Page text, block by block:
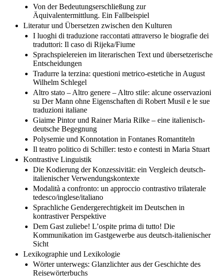
Von der Bedeutungserschließung zur
Äquivalentermittlung. Ein Fallbeispiel
Literatur und Übersetzen zwischen den Kulturen
I luoghi di traduzione raccontati attraverso le biografie dei
traduttori: Il caso di Rijeka/Fiume
Sprachspielereien im literarischen Text und übersetzerische
Entscheidungen
Tradurre la terzina: questioni metrico-estetiche in August
Wilhelm Schlegel
Altro stato – Altro genere – Altro stile: alcune osservazioni
su Der Mann ohne Eigenschaften di Robert Musil e le sue
traduzioni italiane
Giaime Pintor und Rainer Maria Rilke – eine italienisch-
deutsche Begegnung
Polysemie und Konnotation in Fontanes Romantiteln
Il teatro politico di Schiller: testo e contesti in Maria Stuart
Kontrastive Linguistik
Die Kodierung der Konzessivität: ein Vergleich deutsch-
italienischer Verwendungskontexte
Modalità a confronto: un approccio contrastivo trilaterale
tedesco/inglese/italiano
Sprachliche Gendergerechtigkeit im Deutschen in
kontrastiver Perspektive
Dem Gast zuliebe! L’ospite prima di tutto! Die
Kommunikation im Gastgewerbe aus deutsch-italienischer
Sicht
Lexikographie und Lexikologie
Wörter unterwegs: Glanzlichter aus der Geschichte des
Reisewörterbuchs